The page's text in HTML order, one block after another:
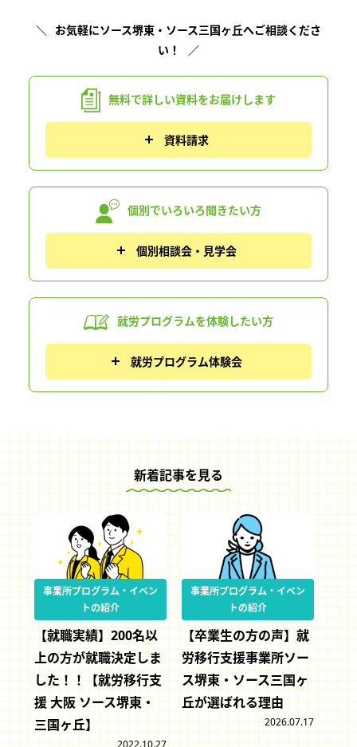
お気軽にソース堺東・ソース三国ヶ丘へご相談くださ
い！
無料で詳しい資料をお届けします
資料請求
個別でいろいろ聞きたい方
個別相談会・見学会
就労プログラムを体験したい方
就労プログラム体験会
新着記事を見る
事業所プログラム・イベン
トの紹介
【就職実績】200名以
上の方が就職決定しま
した！！【就労移行支
援 大阪 ソース堺東・
三国ヶ丘】
2022.10.27
事業所プログラム・イベン
トの紹介
【卒業生の方の声】就
労移行支援事業所ソー
ス堺東・ソース三国ヶ
丘が選ばれる理由
2026.07.17